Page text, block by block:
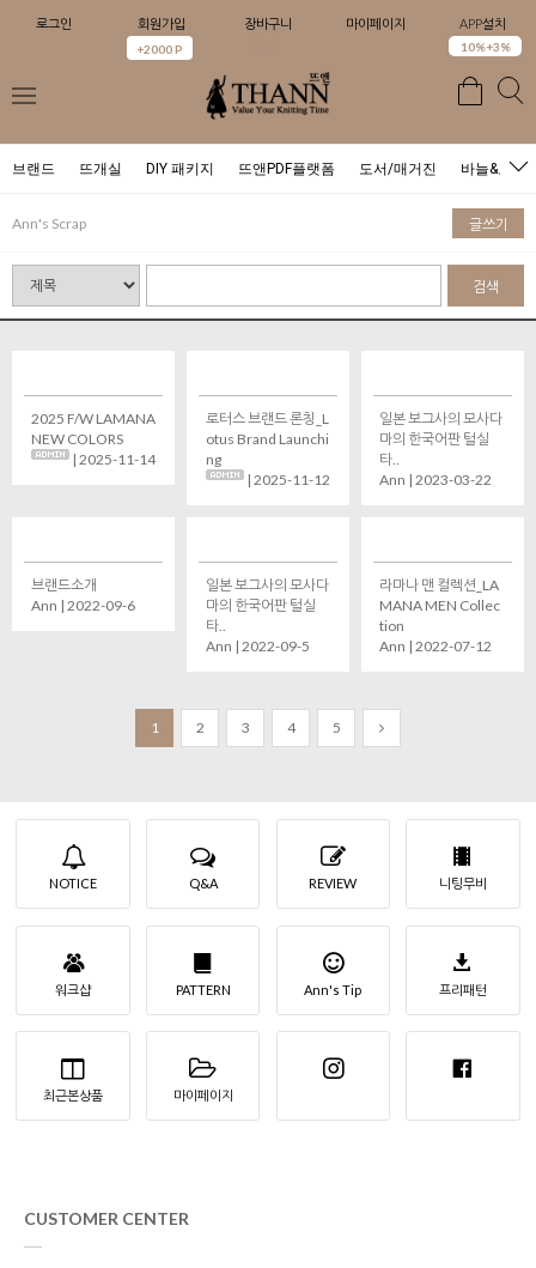
로그인 회원가입
+2000 P
장바구니 마이페이지 APP설치
10%+3%
브랜드 뜨개실 DIY 패키지 뜨앤PDF플랫폼 도서/매거진 바늘&도구
Ann's Scrap 글쓰기
검색
2025 F/W LAMANA
NEW COLORS
| 2025-11-14
로터스 브랜드 론칭_L
otus Brand Launchi
ng
| 2025-11-12
일본 보그사의 모사다
마의 한국어판 털실
타..
Ann | 2023-03-22
브랜드소개
Ann | 2022-09-6
일본 보그사의 모사다
마의 한국어판 털실
타..
Ann | 2022-09-5
라마나 맨 컬렉션_LA
MANA MEN Collec
tion
Ann | 2022-07-12
1 2 3 4 5
NOTICE Q&A REVIEW 니팅무비
워크샵 PATTERN Ann's Tip 프리패턴
최근본상품 마이페이지
CUSTOMER CENTER